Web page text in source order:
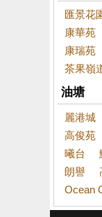
匯景花
康華苑
康瑞苑
茶果嶺
油塘
麗港城
高俊苑
曦台
朗譽
Ocean